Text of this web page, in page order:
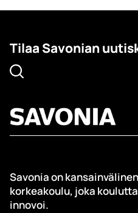
Tilaa Savonian
Savonia on
korkeakoulu, joka
innovoi.